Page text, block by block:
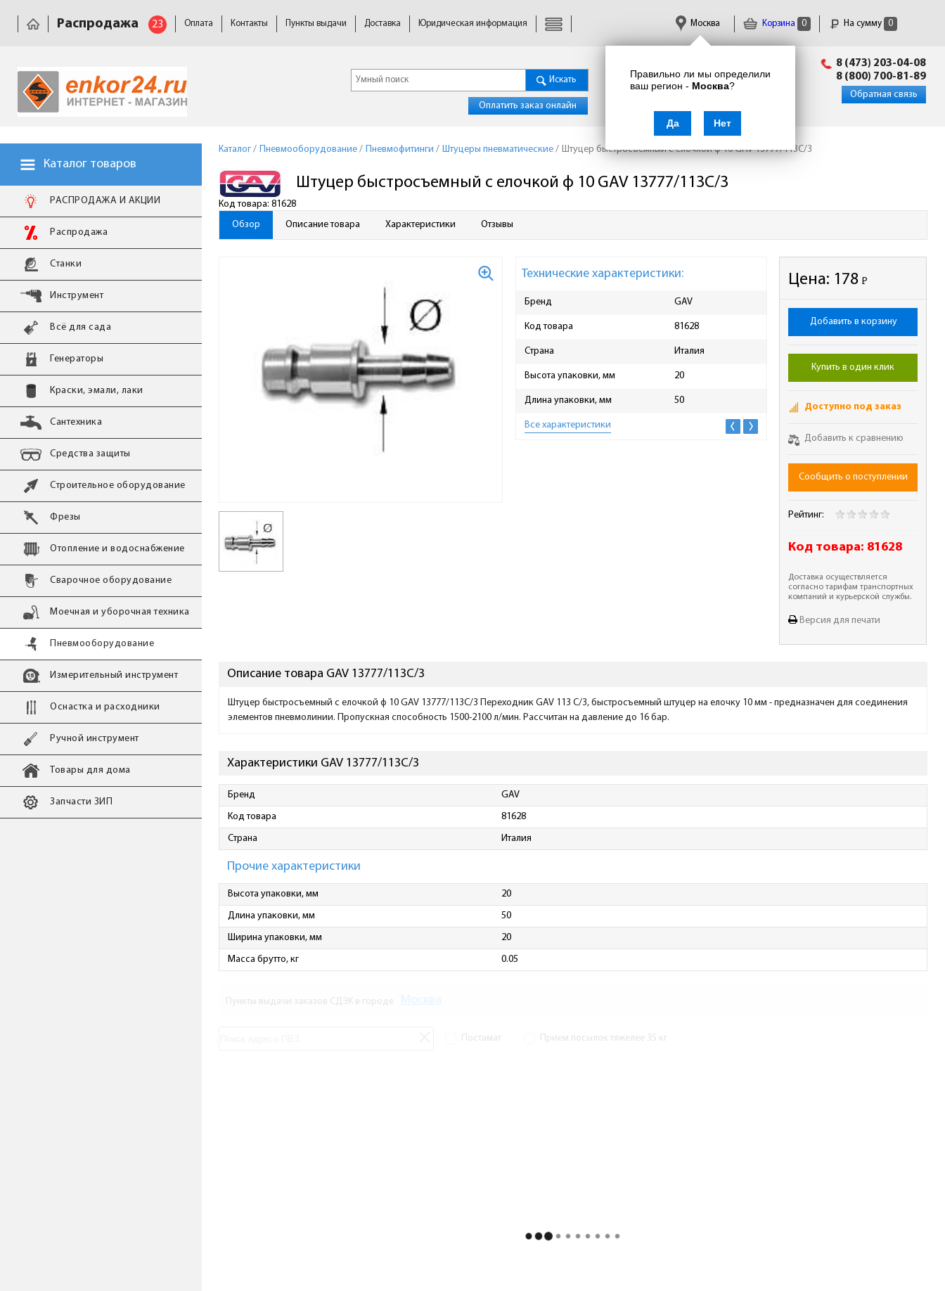
Корзина 0 На сумму 0
Правильно ли мы определили
ваш регион - Москва?
Да Нет
Москва
Распродажа 23 Оплата Контакты Пункты выдачи Доставка Юридическая информация
Искать
Оплатить заказ онлайн
info@enkor24.ru
8 (473) 203-04-08
8 (800) 700-81-89
Обратная связь
Каталог товаров
РАСПРОДАЖА И АКЦИИ
Распродажа
Станки
Инструмент
Всё для сада
Генераторы
Краски, эмали, лаки
Сантехника
Средства защиты
Строительное оборудование
Фрезы
Отопление и водоснабжение
Сварочное оборудование
Моечная и уборочная техника
Пневмооборудование
Измерительный инструмент
Оснастка и расходники
Ручной инструмент
Товары для дома
Запчасти ЗИП
Каталог / Пневмооборудование / Пневмофитинги / Штуцеры пневматические / Штуцер быстросъемный с елочкой ф 10 GAV 13777/113C/3
Код товара: 81628
Штуцер быстросъемный с елочкой ф 10 GAV 13777/113C/3
Обзор Описание товара Характеристики Отзывы
Технические характеристики:
Бренд GAV
Код товара 81628
Страна Италия
Высота упаковки, мм 20
Длина упаковки, мм 50
Масса брутто, кг
Все характеристики
Цена: 178Р
-
Добавить в корзину
Купить в один клик
Доступно под заказ
Добавить к сравнению
Сообщить о поступлении
Рейтинг:
Код товара: 81628
Доставка осуществляется
согласно тарифам транспортных
компаний и курьерской службы.
Версия для печати
Описание товара GAV 13777/113C/3
Штуцер быстросъемный с елочкой ф 10 GAV 13777/113C/3 Переходник GAV 113 C/3, быстросъемный штуцер на елочку 10 мм - предназначен для соединения
элементов пневмолинии. Пропускная способность 1500-2100 л/мин. Рассчитан на давление до 16 бар.
Характеристики GAV 13777/113C/3
Бренд GAV
Код товара 81628
Страна Италия
Прочие характеристики
Высота упаковки, мм 20
Длина упаковки, мм 50
Ширина упаковки, мм 20
Масса брутто, кг 0.05
Пункты выдачи заказов СДЭК в городе
Постамат Прием посылок тяжелее 35 кг